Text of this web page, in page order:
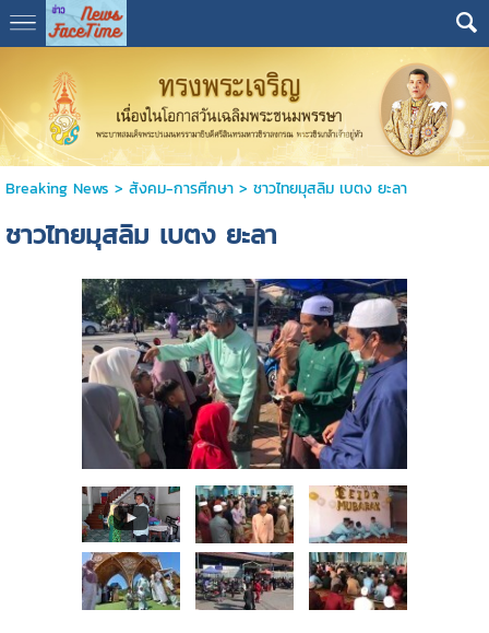
Breaking News > สังคม-การศีกษา> ชาวไทยมุสลิม เบตง ยะลา
ชาวไทยมุสลิม เบตง ยะลา